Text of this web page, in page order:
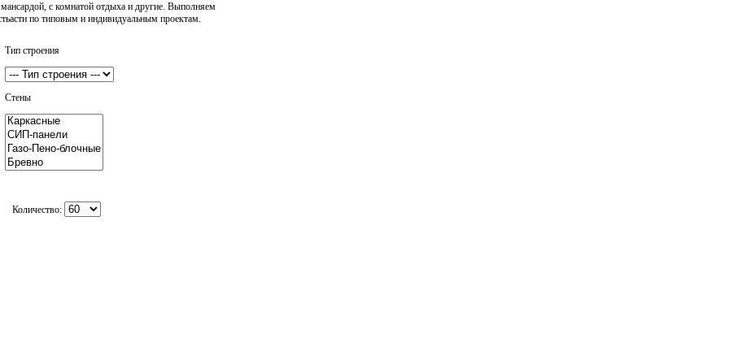
с комнатой отдыха и другие. Выполняем
по типовым и индивидуальным проектам.
Тип строения
Стены
Количество: